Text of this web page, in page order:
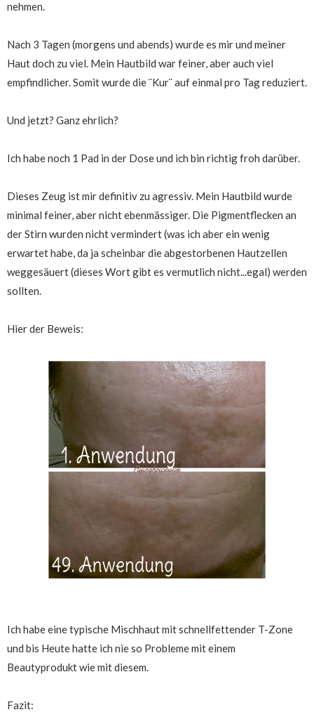
nehmen.
Nach 3 Tagen (morgens und abends) wurde es mir und meiner
Haut doch zu viel. Mein Hautbild war feiner, aber auch viel
empfindlicher. Somit wurde die ¨Kur¨ auf einmal pro Tag reduziert.
Und jetzt? Ganz ehrlich?
Ich habe noch 1 Pad in der Dose und ich bin richtig froh darüber.
Dieses Zeug ist mir definitiv zu agressiv. Mein Hautbild wurde
minimal feiner, aber nicht ebenmässiger. Die Pigmentflecken an
der Stirn wurden nicht vermindert (was ich aber ein wenig
erwartet habe, da ja scheinbar die abgestorbenen Hautzellen
weggesäuert (dieses Wort gibt es vermutlich nicht...egal) werden
sollten.
Hier der Beweis:
Ich habe eine typische Mischhaut mit schnellfettender T-Zone
und bis Heute hatte ich nie so Probleme mit einem
Beautyprodukt wie mit diesem.
Fazit: